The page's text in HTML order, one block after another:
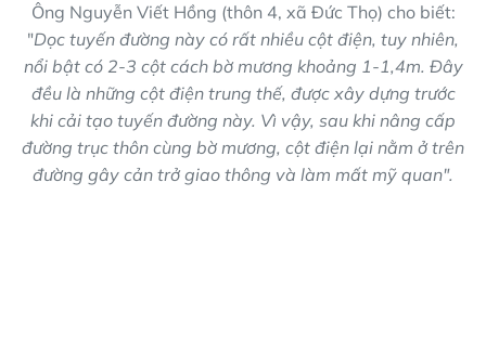
Ông Nguyễn Viết Hồng (thôn 4, xã Đức Thọ) cho biết:
"Dọc tuyến đường này có rất nhiều cột điện, tuy nhiên,
nổi bật có 2-3 cột cách bờ mương khoảng 1-1,4m. Đây
đều là những cột điện trung thế, được xây dựng trước
khi cải tạo tuyến đường này. Vì vậy, sau khi nâng cấp
đường trục thôn cùng bờ mương, cột điện lại nằm ở trên
đường gây cản trở giao thông và làm mất mỹ quan".